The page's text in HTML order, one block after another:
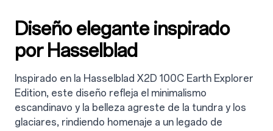
Diseño elegante inspirado
por Hasselblad
Inspirado en la Hasselblad X2D 100C Earth Explorer
Edition, este diseño refleja el minimalismo
escandinavo y la belleza agreste de la tundra y los
glaciares, rindiendo homenaje a un legado de